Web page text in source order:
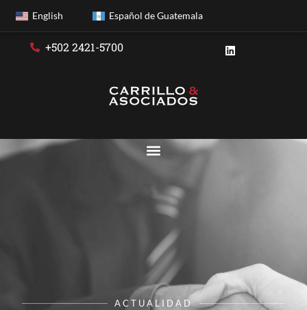
English Español de Guatemala
+502 2421-5700
ACTUALIDAD